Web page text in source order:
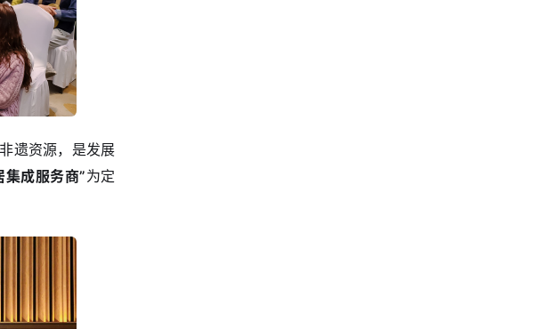
遗资源，是发展
集成服务商”为定